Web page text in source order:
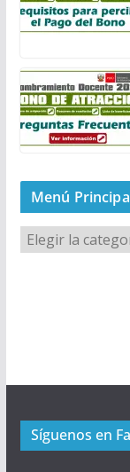
Menú
M
e
Síguenos en